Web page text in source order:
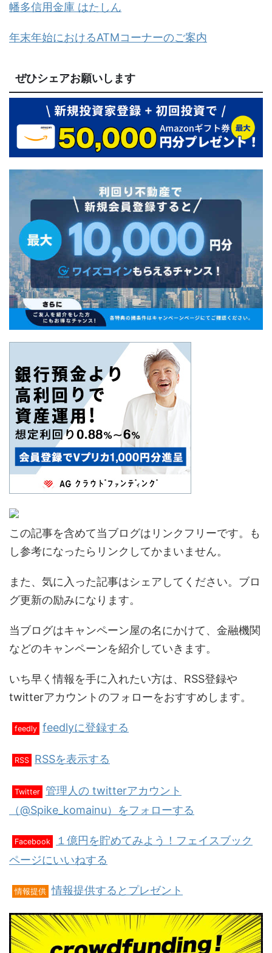
幡多信用金庫 はたしん
年末年始におけるATMコーナーのご案内
ぜひシェアお願いします
この記事を含めて当ブログはリンクフリーです。も
し参考になったらリンクしてかまいません。
また、気に入った記事はシェアしてください。ブロ
グ更新の励みになります。
当ブログはキャンペーン屋の名にかけて、金融機関
などのキャンペーンを紹介していきます。
いち早く情報を手に入れたい方は、RSS登録や
twitterアカウントのフォローをおすすめします。
feedly feedlyに登録する
RSS RSSを表示する
Twitter 管理人の twitterアカウント
（@Spike_komainu）をフォローする
Facebook
１億円を貯めてみよう！フェイスブック
ページにいいねする
情報提供 情報提供するとプレゼント